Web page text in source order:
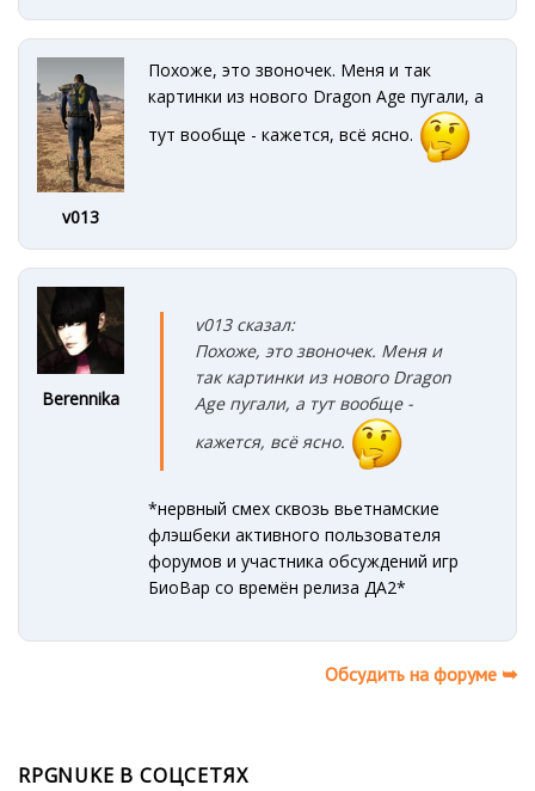
v013
Похоже, это звоночек. Меня и так
картинки из нового Dragon Age пугали, а
тут вообще - кажется, всё ясно.
Berennika
v013 сказал:
Похоже, это звоночек. Меня и
так картинки из нового Dragon
Age пугали, а тут вообще -
кажется, всё ясно.
*нервный смех сквозь вьетнамские
флэшбеки активного пользователя
форумов и участника обсуждений игр
БиоВар со времён релиза ДА2*
Обсудить на форуме ➥
RPGNUKE В СОЦСЕТЯХ